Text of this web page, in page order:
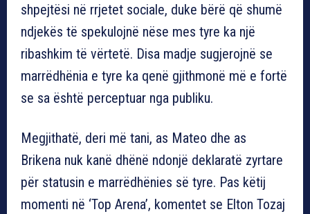
shpejtësi në rrjetet sociale, duke bërë që shumë
ndjekës të spekulojnë nëse mes tyre ka një
ribashkim të vërtetë. Disa madje sugjerojnë se
marrëdhënia e tyre ka qenë gjithmonë më e fortë
se sa është perceptuar nga publiku.
Megjithatë, deri më tani, as Mateo dhe as
Brikena nuk kanë dhënë ndonjë deklaratë zyrtare
për statusin e marrëdhënies së tyre. Pas këtij
momenti në ‘Top Arena’, komentet se Elton Tozaj